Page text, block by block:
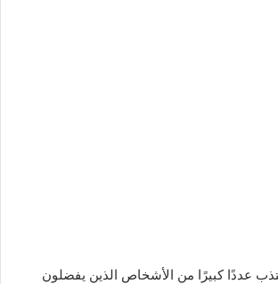
عددًا كبيرًا من الأشخاص الذين يفضلون